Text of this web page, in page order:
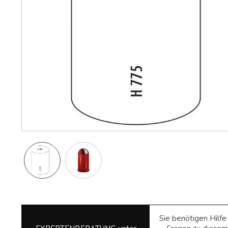
Sie benötigen